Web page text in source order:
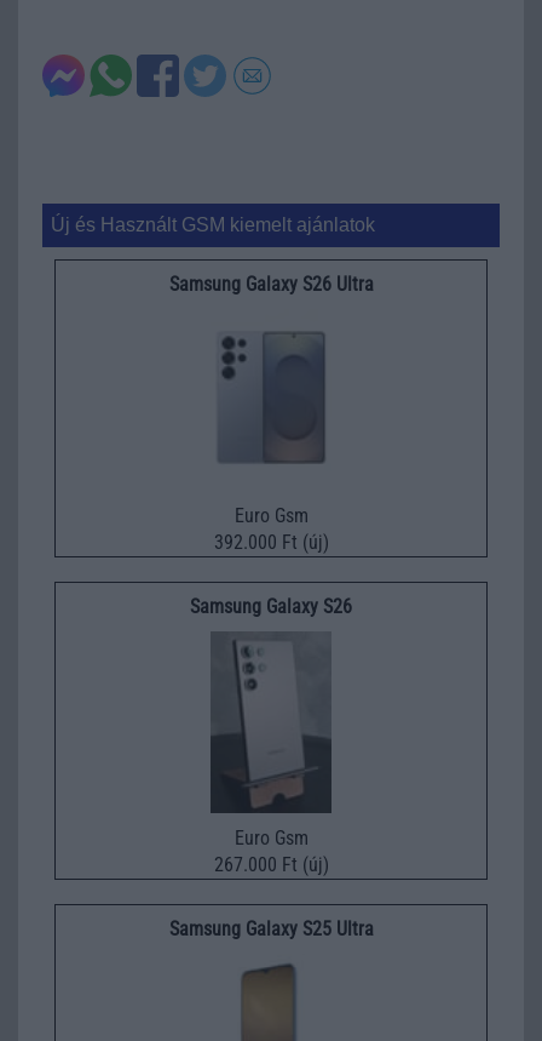
Új és Használt GSM kiemelt ajánlatok
Samsung Galaxy S26 Ultra
Euro Gsm
392.000 Ft (új)
Samsung Galaxy S26
Euro Gsm
267.000 Ft (új)
Samsung Galaxy S25 Ultra